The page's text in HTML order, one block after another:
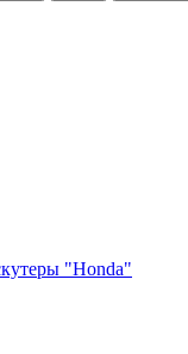
"Honda"